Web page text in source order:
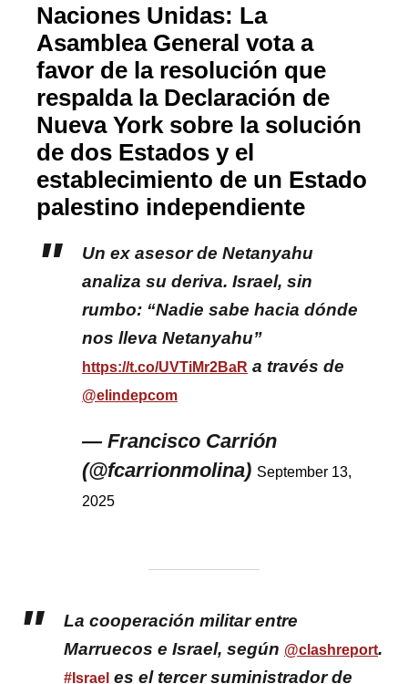
Naciones Unidas: La
Asamblea General vota a
favor de la resolución que
respalda la Declaración de
Nueva York sobre la solución
de dos Estados y el
establecimiento de un Estado
palestino independiente
Un ex asesor de Netanyahu
analiza su deriva. Israel, sin
rumbo: “Nadie sabe hacia dónde
nos lleva Netanyahu”
https://t.co/UVTiMr2BaR a través de
@elindepcom
— Francisco Carrión
(@fcarrionmolina) September 13,
2025
La cooperación militar entre
Marruecos e Israel, según @clashreport.
#Israel es el tercer suministrador de